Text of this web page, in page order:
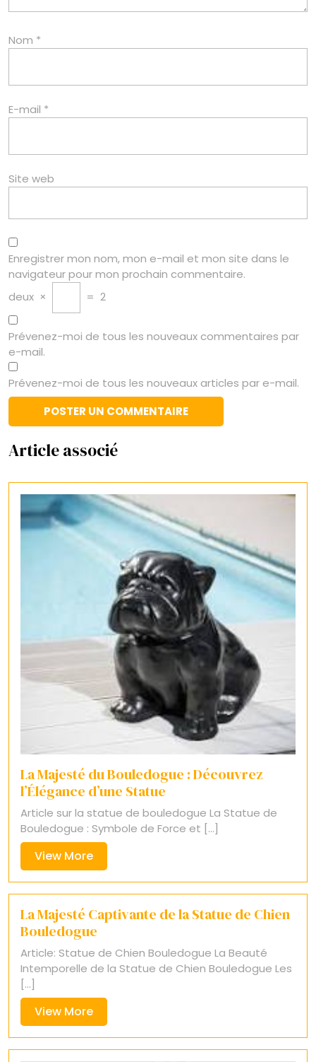
Nom *
E-mail *
Site web
Enregistrer mon nom, mon e-mail et mon site dans le
navigateur pour mon prochain commentaire.
deux × = 2
Prévenez-moi de tous les nouveaux commentaires par
e-mail.
Prévenez-moi de tous les nouveaux articles par e-mail.
Article associé
La Majesté du Bouledogue : Découvrez
l’Élégance d’une Statue
Article sur la statue de bouledogue La Statue de
Bouledogue : Symbole de Force et [...]
View MoreView
More
La Majesté Captivante de la Statue de Chien
Bouledogue
Article: Statue de Chien Bouledogue La Beauté
Intemporelle de la Statue de Chien Bouledogue Les
[...]
View MoreView
More